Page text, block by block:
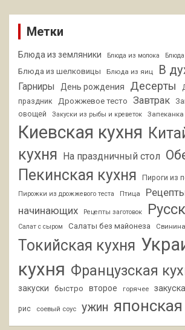
Метки
Блюда из земляники Блюда из молока
Блюда из шелковицы Блюда из яиц В
Гарниры День рождения Десерты
праздник
Дрожжевое тесто Завтрак
овощей
Закуски из рыбы и креветок Запеканка
Киевская кухня
кухня На праздничный стол
Пекинская кухня Пироги из
Пирожки из дрожжевого теста Птица
начинающих
Рецепты заготовок
Салат с сыром Салаты без майонеза Свинина
Токийская кухня
кухня Французская
закуски
быстро второе горячее закуска
рис соевый соус ужин